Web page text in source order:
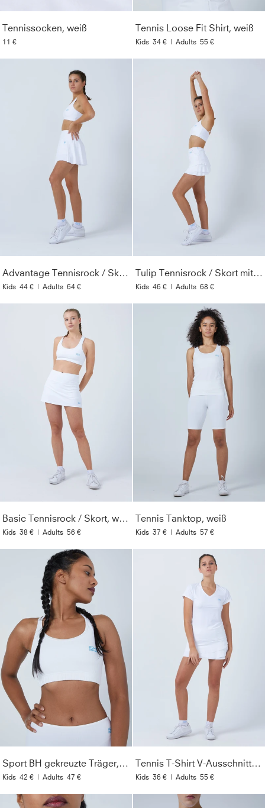
Tennissocken, weiß
11 €
Tennis Loose Fit Shirt, weiß
Kids 34 € | Adults 55 €
Advantage Tennisrock / Skort mit Ballhalter, weiß
Kids 44 € | Adults 64 €
Tulip Tennisrock / Skort mit Taschen, weiß
Kids 46 € | Adults 68 €
Basic Tennisrock / Skort, weiß
Kids 38 € | Adults 56 €
Tennis Tanktop, weiß
Kids 37 € | Adults 57 €
Sport BH gekreuzte Träger, weiß
Kids 42 € | Adults 47 €
Tennis T-Shirt V-Ausschnitt Damen & Mädchen, weiß
Kids 36 € | Adults 55 €